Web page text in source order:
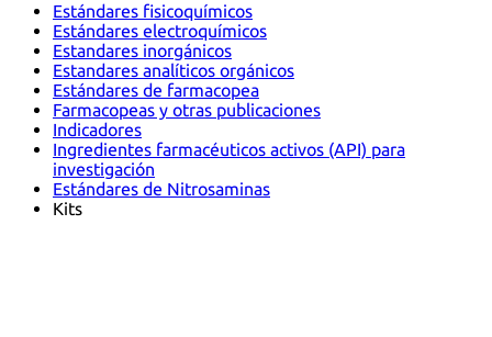
Estándares fisicoquímicos
Estándares electroquímicos
Estandares inorgánicos
Estandares analíticos orgánicos
Estándares de farmacopea
Farmacopeas y otras publicaciones
Indicadores
Ingredientes farmacéuticos activos (API) para
investigación
Estándares de Nitrosaminas
Kits